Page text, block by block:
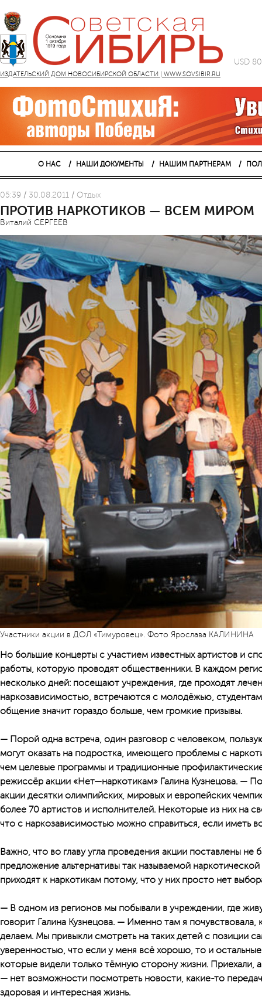
ИЗДАТЕЛЬСКИЙ ДОМ НОВОСИБИРСКОЙ ОБЛАСТИ | WWW.SOVSIBIR.RU
USD
О НАС НАШИ ДОКУМЕНТЫ НАШИМ ПАРТНЕРАМ
05:39 / 30.08.2011 / Отдых
ПРОТИВ НАРКОТИКОВ — ВСЕМ МИРОМ
Виталий СЕРГЕЕВ
Участники акции в ДОЛ «Тимуровец». Фото Ярослава КАЛИНИНА
Но большие концерты с участием известных артистов и
работы, которую проводят общественники. В каждом
несколько дней: посещают учреждения, где проходят
наркозависимостью, встречаются с молодёжью,
общение значит гораздо больше, чем громкие призывы.
— Порой одна встреча, один разговор с человеком,
могут оказать на подростка, имеющего проблемы с
чем целевые программы и традиционные
режиссёр акции «Нет—наркотикам» Галина Кузнецова. —
акции десятки олимпийских, мировых и европейских
более 70 артистов и исполнителей. Некоторые из них на
что с наркозависимостью можно справиться, если иметь
Важно, что во главу угла проведения акции поставлены не
предложение альтернативы так называемой
приходят к наркотикам потому, что у них просто нет
— В одном из регионов мы побывали в учреждении, где
говорит Галина Кузнецова. — Именно там я
делаем. Мы привыкли смотреть на таких детей с позиции
уверенностью, что если у меня всё хорошо, то и
которые видели только тёмную сторону жизни. Приехали,
— нет возможности посмотреть новости, какие-то
здоровая и интересная жизнь.